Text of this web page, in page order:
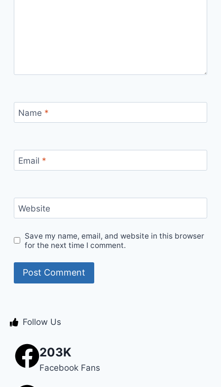
Name *
Email *
Website
Save my name, email, and website in this browser
for the next time I comment.
Follow Us
203K
Facebook Fans